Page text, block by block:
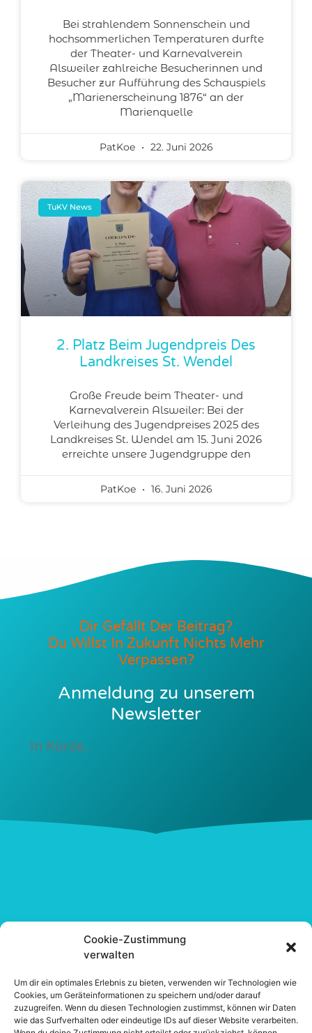
Cookie-Zustimmung
verwalten
Um dir ein optimales Erlebnis zu bieten, verwenden wir Technologien wie
Cookies, um Geräteinformationen zu speichern und/oder darauf
zuzugreifen. Wenn du diesen Technologien zustimmst, können wir Daten
wie das Surfverhalten oder eindeutige IDs auf dieser Website verarbeiten.
Bei strahlendem Sonnenschein und
hochsommerlichen Temperaturen durfte
der Theater- und Karnevalverein
Alsweiler zahlreiche Besucherinnen und
Besucher zur Aufführung des Schauspiels
„Marienerscheinung 1876“ an der
Marienquelle
PatKoe 22. Juni 2026
TuKV News
2. Platz Beim Jugendpreis Des
Landkreises St. Wendel
Große Freude beim Theater- und
Karnevalverein Alsweiler: Bei der
Verleihung des Jugendpreises 2025 des
Landkreises St. Wendel am 15. Juni 2026
erreichte unsere Jugendgruppe den
PatKoe 16. Juni 2026
Dir Gefällt Der Beitrag?
Du Willst In Zukunft Nichts Mehr
Verpassen?
Anmeldung zu unserem
Newsletter
In Kürze..